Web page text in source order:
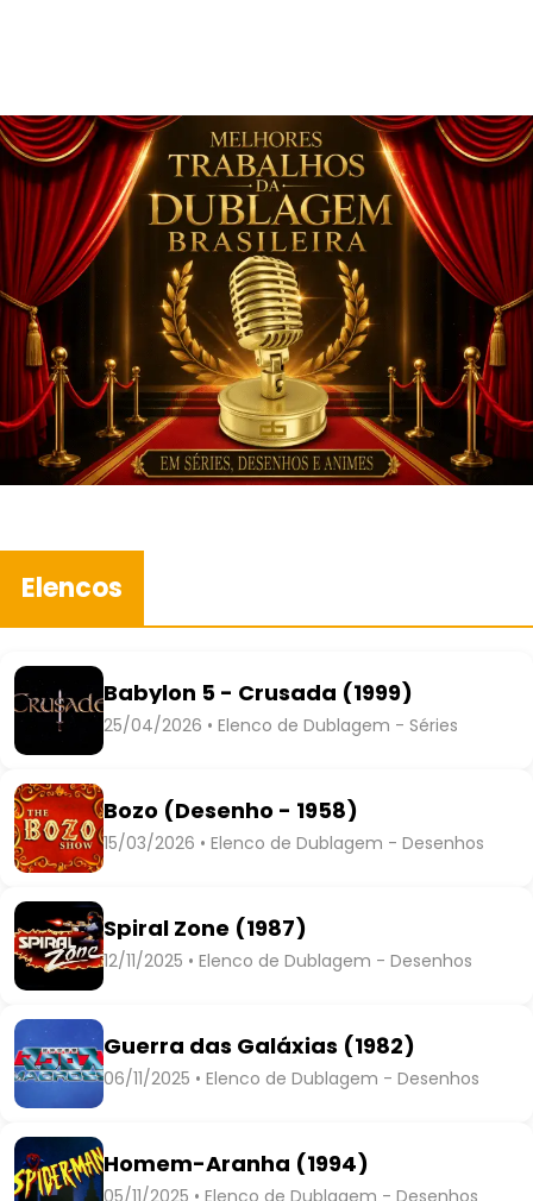
Elencos
Babylon 5 - Crusada (1999)
25/04/2026 • Elenco de Dublagem - Séries
Bozo (Desenho - 1958)
15/03/2026 • Elenco de Dublagem - Desenhos
Spiral Zone (1987)
12/11/2025 • Elenco de Dublagem - Desenhos
Guerra das Galáxias (1982)
06/11/2025 • Elenco de Dublagem - Desenhos
Homem-Aranha (1994)
05/11/2025 • Elenco de Dublagem - Desenhos